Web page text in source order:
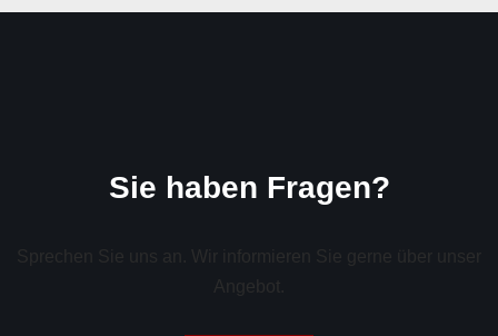
Sie haben Fragen?
Sprechen Sie uns an. Wir informieren Sie gerne über unser
Angebot.